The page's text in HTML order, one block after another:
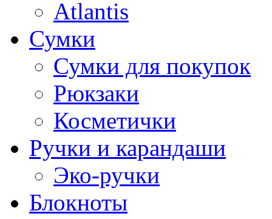
Atlantis
Сумки
Сумки для покупок
Рюкзаки
Косметички
Ручки и карандаши
Эко-ручки
Блокноты